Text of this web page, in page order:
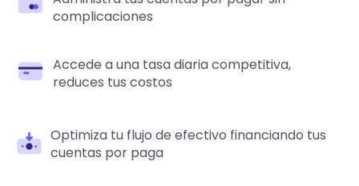
complicaciones
Accede a una tasa diaria competitiva,
reduces tus costos
Optimiza tu flujo de efectivo financiando tus
cuentas por paga